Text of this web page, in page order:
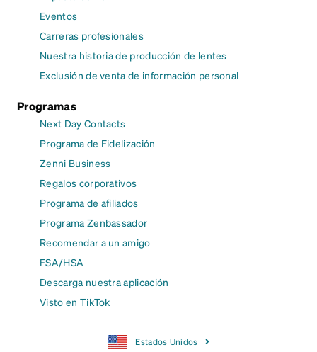
Eventos
Carreras profesionales
Nuestra historia de producción de lentes
Exclusión de venta de información personal
Programas
Next Day Contacts
Programa de Fidelización
Zenni Business
Regalos corporativos
Programa de afiliados
Programa Zenbassador
Recomendar a un amigo
FSA/HSA
Descarga nuestra aplicación
Visto en TikTok
Estados Unidos